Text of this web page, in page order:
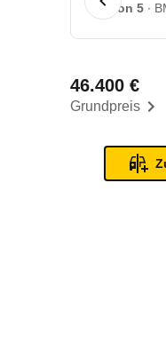
1 von 5
Grundpreis
46.400 €